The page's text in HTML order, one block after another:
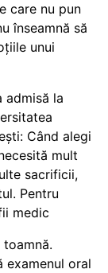
care nu pun
înseamnă să
unui
admisă la
Când alegi
mult
sacrificii,
Pentru
medic
examenul oral